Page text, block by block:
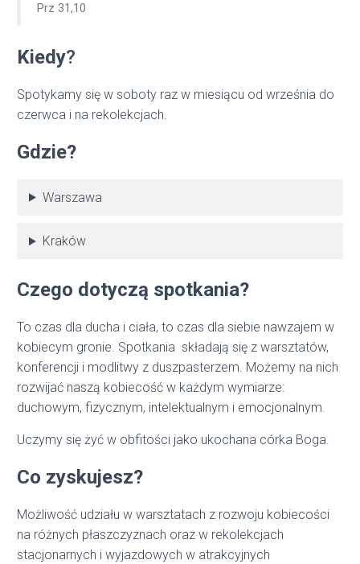
Prz 31,10
Kiedy?
Spotykamy się w soboty raz w miesiącu od września do
czerwca i na rekolekcjach.
Gdzie?
Warszawa
Kraków
Czego dotyczą spotkania?
To czas dla ducha i ciała, to czas dla siebie nawzajem w
kobiecym gronie. Spotkania składają się z warsztatów,
konferencji i modlitwy z duszpasterzem. Możemy na nich
rozwijać naszą kobiecość w każdym wymiarze:
duchowym, fizycznym, intelektualnym i emocjonalnym.
Uczymy się żyć w obfitości jako ukochana córka Boga.
Co zyskujesz?
Możliwość udziału w warsztatach z rozwoju kobiecości
na różnych płaszczyznach oraz w rekolekcjach
stacjonarnych i wyjazdowych w atrakcyjnych